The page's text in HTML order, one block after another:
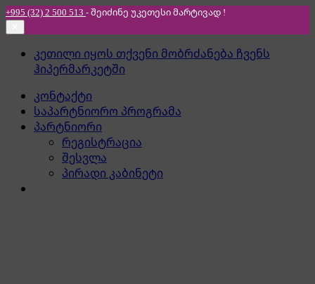
+995 (32) 2 500 513 - შეიძინე უკეთესიმარტივად !
Skip
Skip კეთილი იყოს თქვენი მობრძანება ჩვენს
ჰიპერმარკეტში
კონტაქტი
საპარტნიორო პროგრამა
პარტნიორი
რეგისტრაცია
შესვლა
პირადი კაბინეტი